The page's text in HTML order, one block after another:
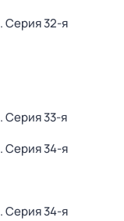
. Серия 32-я
. Серия 33-я
. Серия 34-я
. Серия 34-я